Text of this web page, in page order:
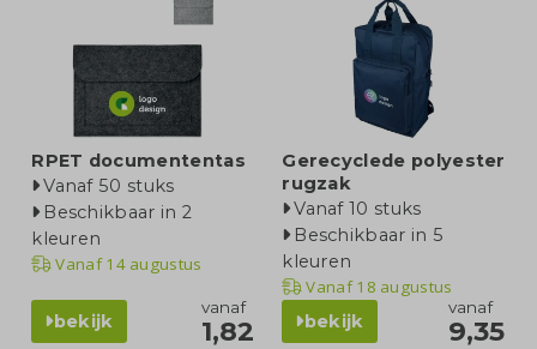
RPET documententas
Vanaf 50 stuks
Beschikbaar in 2
kleuren
Vanaf14 augustus
bekijk
vanaf
1,82
Gerecyclede polyester
rugzak
Vanaf 10 stuks
Beschikbaar in 5
kleuren
Vanaf18 augustus
bekijk
vanaf
9,35